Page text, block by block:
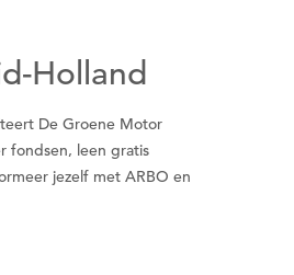
Holland
De Groene Motor
fondsen, leen gratis
jezelf met ARBO en